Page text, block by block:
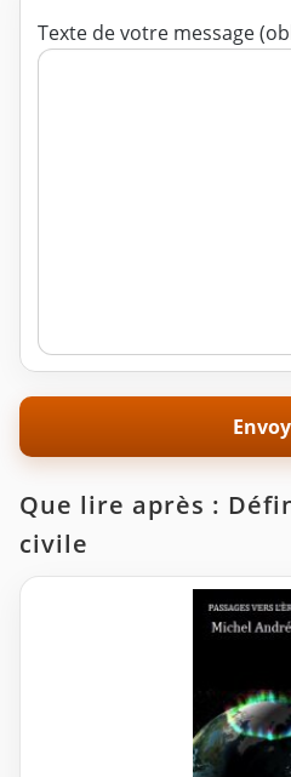
Texte de
Que lire après :
civile